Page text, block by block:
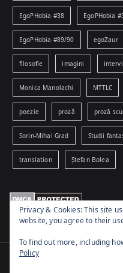
EgoPHobia #38 EgoPHobia
EgoPHobia #89/90 egoZaur
filosofie imagini
Monica Manolachi MTTLC
poezie proză proză
Sorin-Mihai Grad Studii
translation Ștefan Bolea
Privacy & Cookies: This site
website, you agree to their
To find out more, including
Policy